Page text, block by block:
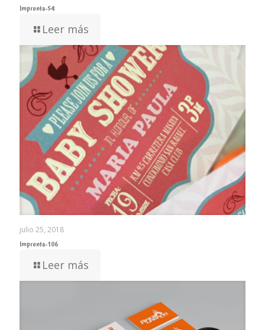
Imprenta-54
Leer más
julio 25, 2018
Imprenta-106
Leer más